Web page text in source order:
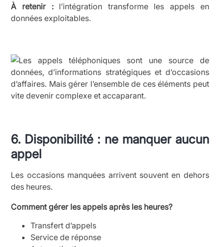
À retenir :l’intégration transforme les appels en
données exploitables.
6. Disponibilité : ne manquer aucun
appel
Les occasions manquées arrivent souvent en dehors
des heures.
Comment gérer les appels après les heures?
Transfert d’appels
Service de réponse